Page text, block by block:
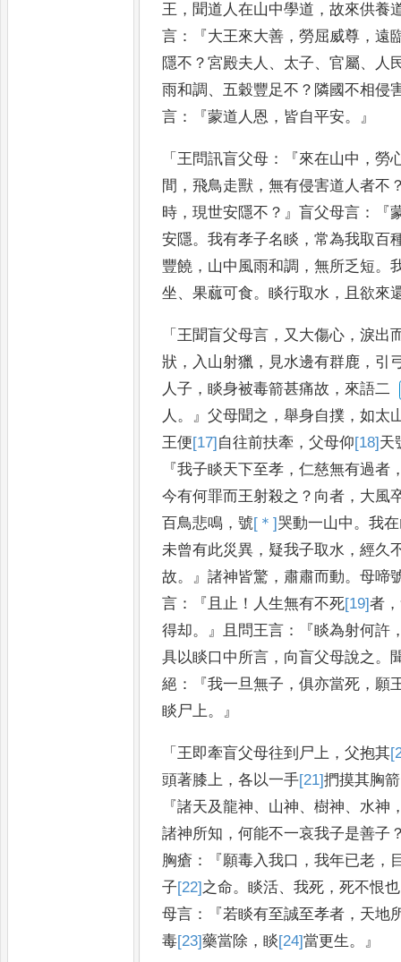
王 ， 聞道 人在山中學道 ，故來供養
言 ：『 大王來大善 ，勞屈威尊 ，遠
隱不 ？宮殿夫人 、 太子、官屬、
人
雨和調 、五穀豐足不 ？ 隣國不相侵
言 ：『蒙道人恩 ， 皆自平安。』
「王問訊盲父母 ：『 來在山中 ，勞
間 ，飛鳥走獸 ，無有侵害道人者不
時 ，現世安隱不 ？』盲父母言 ：『
安隱。我有孝子名睒 ，常為我取百
豐饒 ， 山中風雨和調 ，無所乏短。
坐、果蓏可食。睒行取水 ， 且欲來
「王聞盲父母言 ， 又大傷心 ，淚出
狀 ， 入山射獵 ， 見水邊有群鹿 ， 引
人子 ，睒身被毒箭甚痛故 ， 來語二
人 。』父母聞之 ，舉身自撲 ，如太
王便[17] 自往前扶牽 ，父母仰[18] 天
『我子睒天下至孝 ，仁慈無有過者
今有何罪而王射殺之 ？ 向者 ， 大風
百鳥悲鳴 ，號[＊] 哭動一山中。我
未曾有此災異 ， 疑我子取水 ，經久
故。』諸神皆驚 ， 肅肅而動。母啼
言 ：『 且止 ！ 人生無有不死[19]者 ，
得却。』 且問王言 ：『睒為射何許
具以睒口中所言 ， 向盲父母說之。
絕 ：『我一旦無子 ，俱亦當死 ， 願
睒尸上。』
「王即牽盲父母往到尸上 ，父抱其
頭著膝上 ，各以一手[21]捫摸其胸箭
『諸天及龍神、 山神、樹神、水神
諸神所知 ，何能不一哀我子是善子
胸瘡 ：『 願毒入我口 ，我年已老 ，
子[22] 之命。睒活、我死 ，死不恨也
母言 ：『若睒有至誠至孝者 ， 天地
毒[23]藥當除 ，睒[24]當更生。』